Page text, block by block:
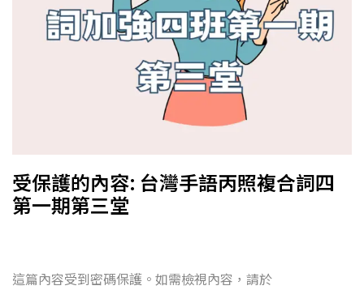
受保護的內容: 台灣手語丙照複合詞四
第一期第三堂
這篇內容受到密碼保護。如需檢視內容，請於